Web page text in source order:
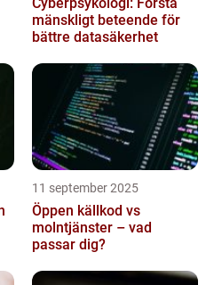
mänskligt beteende för
bättre datasäkerhet
11 september 2025
Öppen källkod vs
molntjänster – vad
passar dig?